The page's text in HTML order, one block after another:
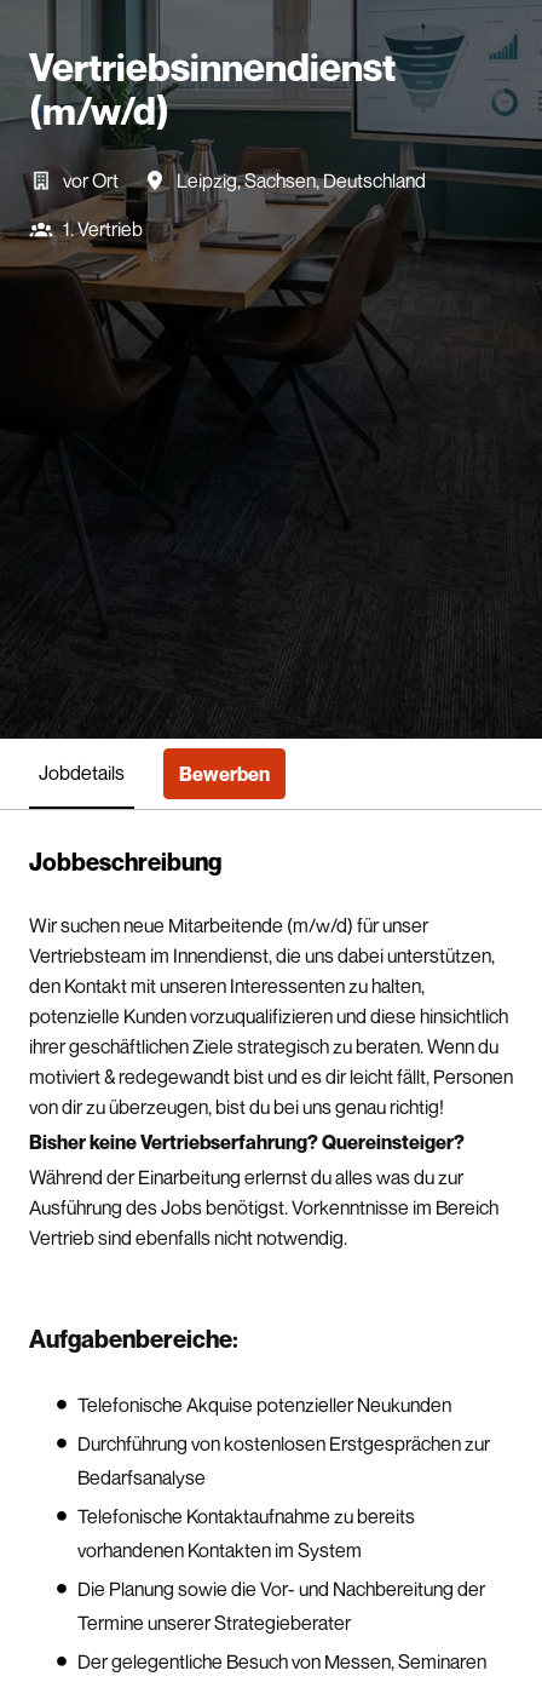
Vertriebsinnendienst
(m/w/d)
vor Ort Leipzig,Sachsen,Deutschland
1. Vertrieb
Jobdetails Bewerben
Jobbeschreibung
Wir suchen neue Mitarbeitende (m/w/d) für unser
Vertriebsteam im Innendienst, die uns dabei unterstützen,
den Kontakt mit unseren Interessenten zu halten,
potenzielle Kunden vorzuqualifizieren und diese hinsichtlich
ihrer geschäftlichen Ziele strategisch zu beraten. Wenn du
motiviert & redegewandt bist und es dir leicht fällt, Personen
von dir zu überzeugen, bist du bei uns genau richtig!
Bisher keine Vertriebserfahrung? Quereinsteiger?
Während der Einarbeitung erlernst du alles was du zur
Ausführung des Jobs benötigst. Vorkenntnisse im Bereich
Vertrieb sind ebenfalls nicht notwendig.
Aufgabenbereiche:
Telefonische Akquise potenzieller Neukunden
Durchführung von kostenlosen Erstgesprächen zur
Bedarfsanalyse
Telefonische Kontaktaufnahme zu bereits
vorhandenen Kontakten im System
Die Planung sowie die Vor- und Nachbereitung der
Termine unserer Strategieberater
Der gelegentliche Besuch von Messen, Seminaren